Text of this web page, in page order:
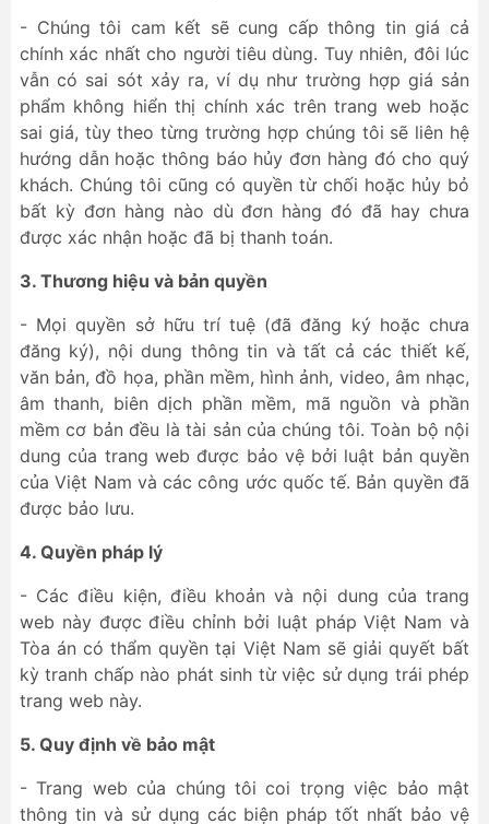
- Chúng tôi cam kết sẽ cung cấp thông tin giá cả
chính xác nhất cho người tiêu dùng. Tuy nhiên, đôi lúc
vẫn có sai sót xảy ra, ví dụ như trường hợp giá sản
phẩm không hiển thị chính xác trên trang web hoặc
sai giá, tùy theo từng trường hợp chúng tôi sẽ liên hệ
hướng dẫn hoặc thông báo hủy đơn hàng đó cho quý
khách. Chúng tôi cũng có quyền từ chối hoặc hủy bỏ
bất kỳ đơn hàng nào dù đơn hàng đó đã hay chưa
được xác nhận hoặc đã bị thanh toán.
3. Thương hiệu và bản quyền
- Mọi quyền sở hữu trí tuệ (đã đăng ký hoặc chưa
đăng ký), nội dung thông tin và tất cả các thiết kế,
văn bản, đồ họa, phần mềm, hình ảnh, video, âm nhạc,
âm thanh, biên dịch phần mềm, mã nguồn và phần
mềm cơ bản đều là tài sản của chúng tôi. Toàn bộ nội
dung của trang web được bảo vệ bởi luật bản quyền
của Việt Nam và các công ước quốc tế. Bản quyền đã
được bảo lưu.
4. Quyền pháp lý
- Các điều kiện, điều khoản và nội dung của trang
web này được điều chỉnh bởi luật pháp Việt Nam và
Tòa án có thẩm quyền tại Việt Nam sẽ giải quyết bất
kỳ tranh chấp nào phát sinh từ việc sử dụng trái phép
trang web này.
5. Quy định về bảo mật
- Trang web của chúng tôi coi trọng việc bảo mật
thông tin và sử dụng các biện pháp tốt nhất bảo vệ